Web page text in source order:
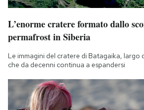
L’enorme cratere formato dallo
permafrost in Siberia
Le immagini del cratere di Batagaika, largo
che da decenni continua a espandersi